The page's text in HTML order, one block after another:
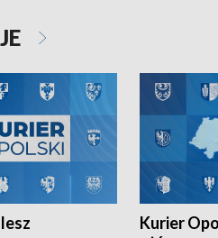
Kurier